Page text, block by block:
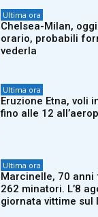
Ultima ora
Chelsea-Milan,
orario, probabili
vederla
Ultima ora
Eruzione Etna, voli
fino alle 12
Ultima ora
Marcinelle, 70 anni
262 minatori. L’8
giornata vittime sul